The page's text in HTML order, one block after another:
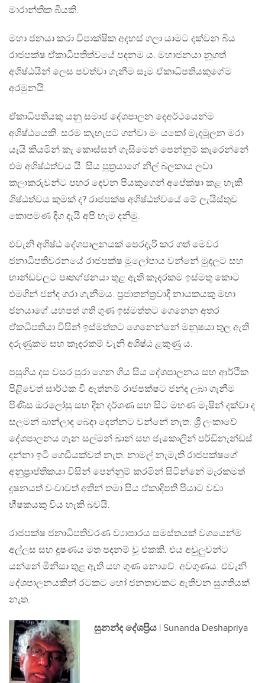
මාරාන්තික බියකි.
මහා ජනයා කරා විපාක්ෂික අදහස් ගලා යාමට දක්වන බිය
රාජපක්ෂ ඒකාධිපතිත්වයේ පදනම ය. මහාජනයා නූගත්
අශිෂ්ඨයින් ලෙස පවත්වා ගැනීම සෑම ඒකාධිපතියකුගේම
අරමුනයි.
ඒකාධිපතියකු යනු සමාජ දේශපාලන දෙඅර්ථයෙන්ම
අශිෂ්ඨයෙකි. සරම කැහැපට ගන්වා මං යකෝ මැදමූලන මරා
යැයි කියමින් කැ කොස්සන් ගැසිමෙන් පෙන්නුම් කැරෙන්නේ
එම අශිෂ්ඨත්වය යි. සිය පුත්‍රයාගේ නිල් බලකාය ලවා
කලාකරුවන්ට පහර දෙවන පියකුගෙන් අපේක්ෂා කළ හැකි
ශිෂ්ඨත්වය කුමක් ද? රාජපක්ෂ අශිෂ්ඨත්වයේ මේ ලැයිස්තුව
කොපමණ දිග දැයි අපි හැම දනිමු.
එවැනි අශිෂ්ඨ දේශපාලනයක් පෙරදැරි කර ගත් මෙවර
ජනාධිපතිවරනයේ රාජපක්ෂ මූලෝපාය වන්නේ මුදලට සහ
භාන්ඩවලට පෘතග්ජනයා තුළ ඇති කෑදරකම ඉස්මතු කොට
එමගින් ජන්ද ගරා ගැනීමය. ප්‍රජාතන්ත්‍රවාදී නායකයකු මහා
ජනයාගේ යහපත් ගති ගුණ ඉස්මත්තට ගෙනෙන අතර
ඒකධිපතියා විසින් ඉස්මත්තට ගෙනෙන්නේ මනුෂයා තුල ඇති
දරුණුකම සහ කෑදරකම් වැනි අශිෂ්ඨ ළකුණු ය.
පසුගිය දස වසර පුරා ගෙන ගිය සිය දේශපාලනය සහ ආර්ථික
පිළිවෙත් සාර්ථක වී ඇත්නම් රාජපක්ෂට ජන්ද ලබා ගැනීම
පිණිස ඔරලෝසු සහ දින දර්ශණ සහ සිට මහණ මැෂින් දක්වා ද
සලමන් ඛාන්ලාද බෙදා දෙන්නට වන්නේ නැත. ශ්‍රී ලංකාවේ
දේශපාලනය ගැන සල්මන් ඛාන් සහ ජැකොලින් පර්ඩිනැන්ඩස්
දන්නා ඉටි ගෙඩියක්වත් නැත. නාමල් නැමැති රාජපක්ෂගේ
අනුප්‍රාප්තිකයා විසින් පෙන්නුම් කරමින් සිටින්නේ මැරකමත්
දූෂනයත් වංචාවත් අතින් තමා සිය ඒකාදිපති පියාට වඩා
භීෂකයකු විය හැකි බවයි.
රාජපක්ෂ ජනාධිපතිවරණ ව්‍යාපාරය සමස්තයක් වශයෙන්ම
අල්ලස සහ දූෂණය මත පදනම් වූ එකකි. එය අවුලුවන්ට
යන්නේ මිනිසා තුළ ඇති යහ ගුණ නොවේ. අවගුණය. එවැනි
දේශපාලනයකින් රටකට හෝ ජනතාවකට ඇතිවන සුගතියක්
නැත.
සුනන්ද දේශප්‍රිය | Sunanda Deshapriya